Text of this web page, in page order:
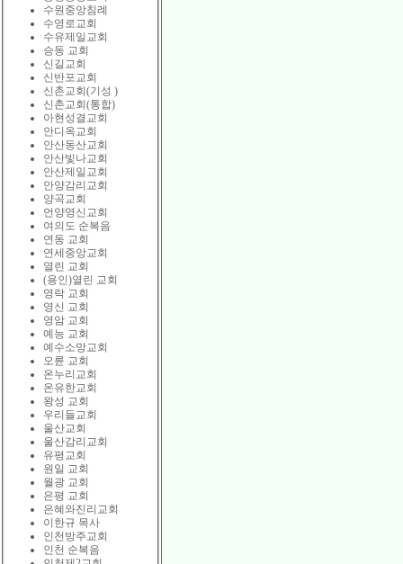
수원중앙침례
수영로교회
수유제일교회
승동 교회
신길교회
신반포교회
신촌교회(기성 )
신촌교회(통합)
아현성결교회
안디옥교회
안산동산교회
안산빛나교회
안산제일교회
안양감리교회
양곡교회
언양영신교회
여의도 순복음
연동 교회
연세중앙교회
열린 교회
(용인)열린 교회
영락 교회
영신 교회
영암 교회
예능 교회
예수소망교회
오륜 교회
온누리교회
온유한교회
왕성 교회
우리들교회
울산교회
울산감리교회
유평교회
원일 교회
월광 교회
은평 교회
은혜와진리교회
이한규 목사
인천방주교회
인천 순복음